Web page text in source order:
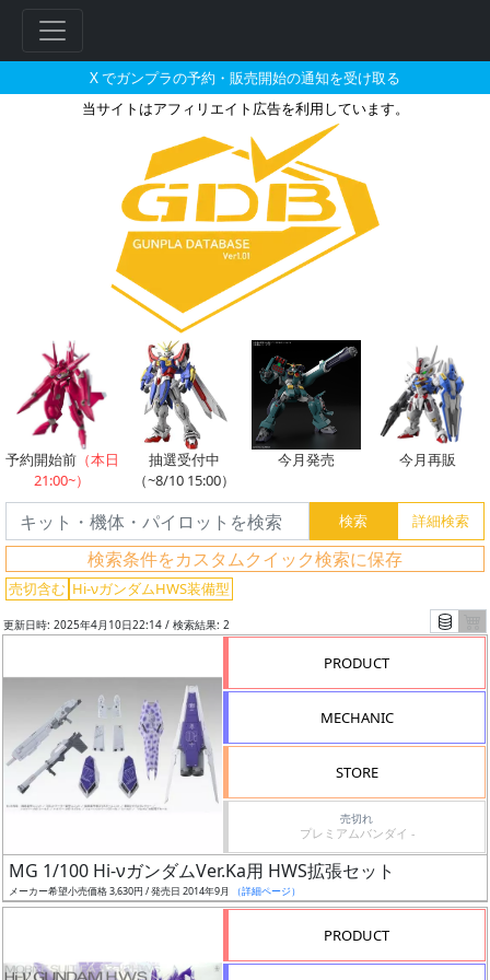
X でガンプラの予約・販売開始の通知を受け取る
当サイトはアフィリエイト広告を利用しています。
Hi-νガンダムHWS装備型のガン
予約開始前（本日
21:00~）
抽選受付中
（~8/10 15:00）
今月発売 今月再販
検索条件をカスタムクイック検索に保存
売切含む Hi-νガンダムHWS装備型
索
グ
レ
ー
ド
ケ
ル
成
更新日時: 2025年4月10日22:14 / 検索結果: 2
PRODUCT
MECHANIC
STORE
売切れ
プレミアムバンダイ -
MG 1/100 Hi-νガンダムVer.Ka用 HWS拡張セット
メーカー希望小売価格 3,630円 / 発売日 2014年9月 （詳細ページ）
PRODUCT